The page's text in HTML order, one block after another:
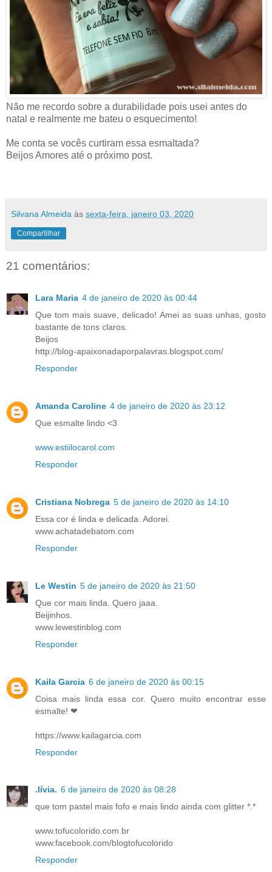
Não me recordo sobre a durabilidade pois usei antes do
natal e realmente me bateu o esquecimento!
Me conta se vocês curtiram essa esmaltada?
Beijos Amores até o próximo post.
Silvana Almeida às sexta-feira, janeiro 03, 2020
Compartilhar
21 comentários:
Lara Maria 4 de janeiro de 2020 às 00:44
Que tom mais suave, delicado! Amei as suas unhas, gosto
bastante de tons claros.
Beijos
http://blog-apaixonadaporpalavras.blogspot.com/
Responder
Amanda Caroline 4 de janeiro de 2020 às 23:12
Que esmalte lindo <3
www.estiilocarol.com
Responder
Cristiana Nobrega 5 de janeiro de 2020 às 14:10
Essa cor é linda e delicada. Adorei.
www.achatadebatom.com
Responder
Le Westin 5 de janeiro de 2020 às 21:50
Que cor mais linda. Quero jaaa.
Beijinhos.
www.lewestinblog.com
Responder
Kaila Garcia 6 de janeiro de 2020 às 00:15
Coisa mais linda essa cor. Quero muito encontrar esse
esmalte! ❤
https://www.kailagarcia.com
Responder
.lívia. 6 de janeiro de 2020 às 08:28
que tom pastel mais fofo e mais lindo ainda com glitter *.*
www.tofucolorido.com.br
www.facebook.com/blogtofucolorido
Responder